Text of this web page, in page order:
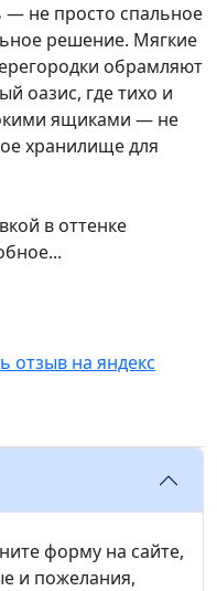
— не просто спальное
решение. Мягкие
обрамляют
оазис, где тихо и
ящиками — не
хранилище для
в оттенке
отзыв на яндекс
форму на сайте,
и пожелания,